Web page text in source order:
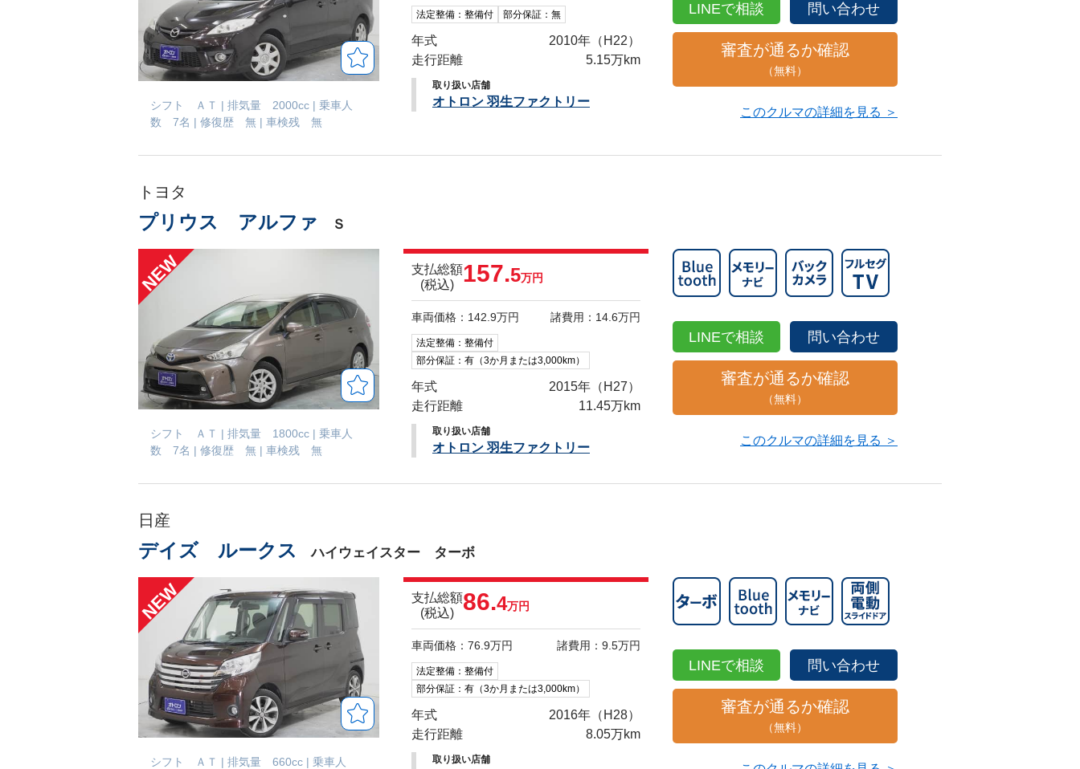
シフト ＡＴ | 排気量 2000cc | 乗車人
数 7名 | 修復歴 無 | 車検残 無
法定整備：整備付 部分保証：無
年式
2010年（H22）
走行距離
5.15万km
取り扱い店舗
オトロン 羽生ファクトリー
LINEで相談 問い合わせ
審査が通るか確認
（無料）
このクルマの詳細を見る ＞
トヨタ
プリウス アルファ Ｓ
シフト ＡＴ | 排気量 1800cc | 乗車人
数 7名 | 修復歴 無 | 車検残 無
支払総額
(税込)
157.5万円
車両価格：142.9万円 諸費用：14.6万円
法定整備：整備付
部分保証：有（3か月または3,000km）
年式
2015年（H27）
走行距離
11.45万km
取り扱い店舗
オトロン 羽生ファクトリー
LINEで相談 問い合わせ
審査が通るか確認
（無料）
このクルマの詳細を見る ＞
日産
デイズ ルークス ハイウェイスター ターボ
シフト ＡＴ | 排気量 660cc | 乗車人
支払総額
(税込)
86.4万円
車両価格：76.9万円 諸費用：9.5万円
法定整備：整備付
部分保証：有（3か月または3,000km）
年式
2016年（H28）
走行距離
8.05万km
取り扱い店舗
LINEで相談 問い合わせ
審査が通るか確認
（無料）